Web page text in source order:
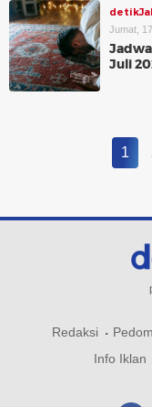
Jumat,
Juli
1
Redaksi
Info Iklan